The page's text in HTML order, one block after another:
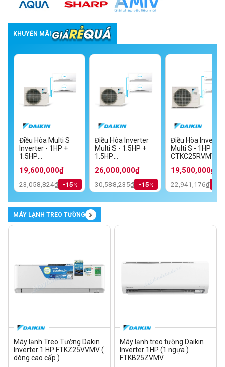
KHUYẾN MÃI
Điều Hòa Multi S
Inverter - 1HP +
1.5HP
19,600,000₫
23,058,824₫ -15
Điều Hòa Inverter
Multi S - 1.5HP +
1.5HP
26,000,000₫
30,588,235₫ -15
Điều Hòa Inverter
Multi S - 1HP +
19,500,000₫
22,941,176₫
MÁY LẠNH TREO TƯỜNG
Máy lạnh Treo Tường Dakin
Inverter 1 HP FTKZ25VVMV (
dòng cao cấp )
Máy lạnh treo tường Daikin
Inverter 1HP (1 ngựa )
FTKB25ZVMV